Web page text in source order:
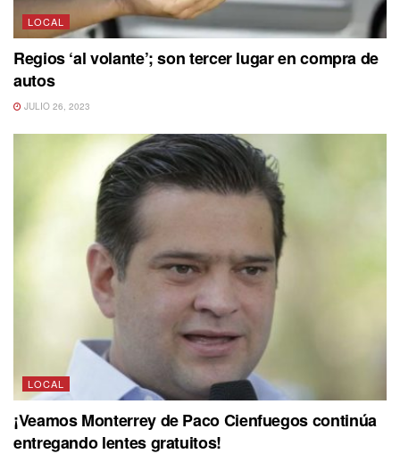
LOCAL
Regios ‘al volante’; son tercer lugar en compra de
autos
JULIO 26, 2023
LOCAL
¡Veamos Monterrey de Paco Cienfuegos continúa
entregando lentes gratuitos!